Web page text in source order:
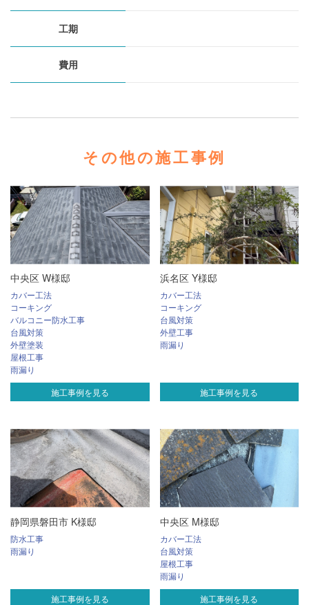
工期
費用
その他の施工事例
中央区 W様邸
カバー工法
コーキング
バルコニー防水工事
台風対策
外壁塗装
屋根工事
雨漏り
施工事例を見る
浜名区 Y様邸
カバー工法
コーキング
台風対策
外壁工事
雨漏り
施工事例を見る
静岡県磐田市 K様邸
防水工事
雨漏り
施工事例を見る
中央区 M様邸
カバー工法
台風対策
屋根工事
雨漏り
施工事例を見る